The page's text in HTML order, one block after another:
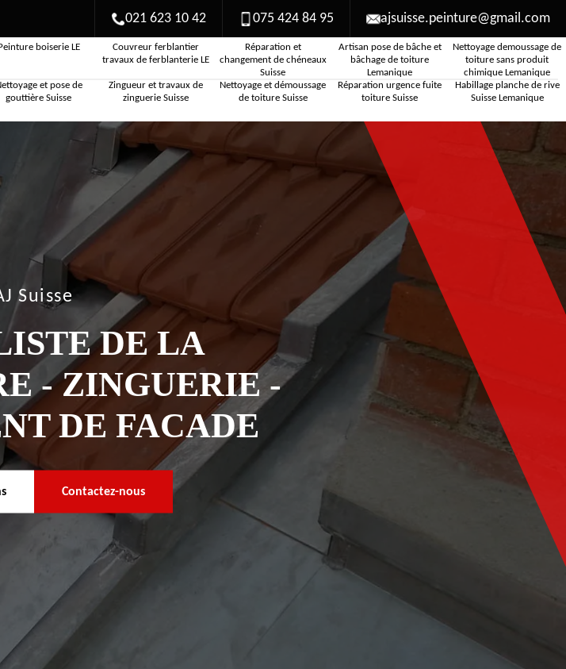
021 623 10 42 075 424 84 95 ajsuisse.peinture@gmail.com
boiserie LE
Couvreur ferblantier
travaux de ferblanterie LE
Réparation et
changement de chéneaux
Suisse
Artisan pose de bâche et
bâchage de toiture
Lemanique
Nettoyage demoussage de
toiture sans produit
chimique Lemanique
et pose de
gouttière Suisse
Zingueur et travaux de
zinguerie Suisse
Nettoyage et démoussage
de toiture Suisse
Réparation urgence fuite
toiture Suisse
Habillage planche de rive
Suisse Lemanique
Suisse
DE LA
- ZINGUERIE -
DE FACADE
Contactez-nous